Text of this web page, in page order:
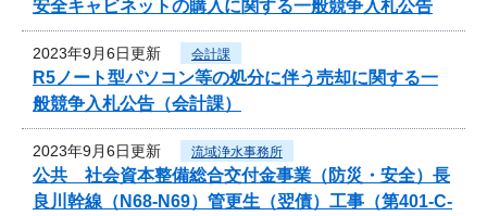
安全キャビネットの購入に関する一般競争入札公告
2023年9月6日更新 会計課
R5ノート型パソコン等の処分に伴う売却に関する一
般競争入札公告（会計課）
2023年9月6日更新 流域浄水事務所
公共 社会資本整備総合交付金事業（防災・安全）長
良川幹線（N68-N69）管更生（翌債）工事（第401-C-